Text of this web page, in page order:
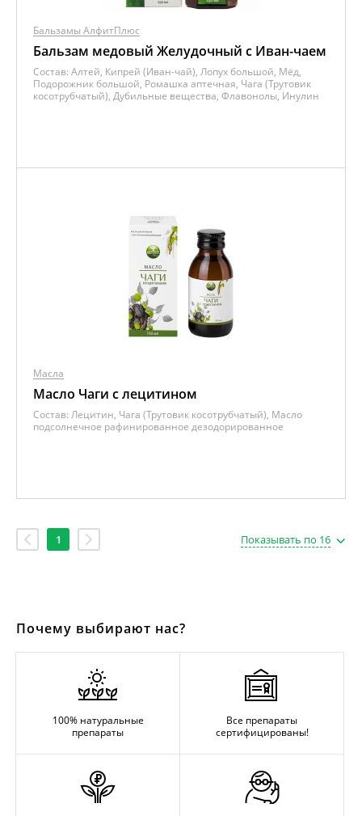
Бальзамы АлфитПлюс
Бальзам медовый Желудочный с Иван-чаем
Состав: Алтей, Кипрей (Иван-чай), Лопух большой, Мёд,
Подорожник большой, Ромашка аптечная, Чага (Трутовик
косотрубчатый), Дубильные вещества, Флавонолы, Инулин
Масла
Масло Чаги с лецитином
Состав: Лецитин, Чага (Трутовик косотрубчатый), Масло
подсолнечное рафинированное дезодорированное
1 Показывать по 16
Почему выбирают нас?
100% натуральные
препараты
Все препараты
сертифицированы!